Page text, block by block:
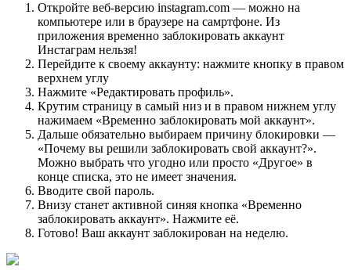
Откройте веб-версию instagram.com — можно на
компьютере или в браузере на самртфоне. Из
приложения временно заблокировать аккаунт
Инстаграм нельзя!
Перейдите к своему аккаунту: нажмите кнопку в правом
верхнем углу
Нажмите «Редактировать профиль».
Крутим страницу в самый низ и в правом нижнем углу
нажимаем «Временно заблокировать мой аккаунт».
Дальше обязательно выбираем причину блокировки —
«Почему вы решили заблокировать свой аккаунт?».
Можно выбрать что угодно или просто «Другое» в
конце списка, это не имеет значения.
Вводите свой пароль.
Внизу станет активной синяя кнопка «Временно
заблокировать аккаунт». Нажмите её.
Готово! Ваш аккаунт заблокирован на неделю.